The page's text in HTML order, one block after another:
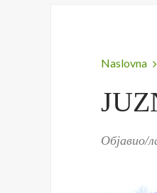
Naslovna
Објавио/